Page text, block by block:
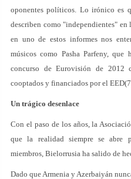
oponentes políticos. Lo irónico es
describen como "independientes"
en uno de estos informes nos
músicos como Pasha Parfeny,
concurso de Eurovisión de 2012
cooptados y financiados por el
Un trágico desenlace
Con el paso de los años, la
que la realidad siempre se abre
miembros, Bielorrusia ha salido de
Dado que Armenia y Azerbaiyán